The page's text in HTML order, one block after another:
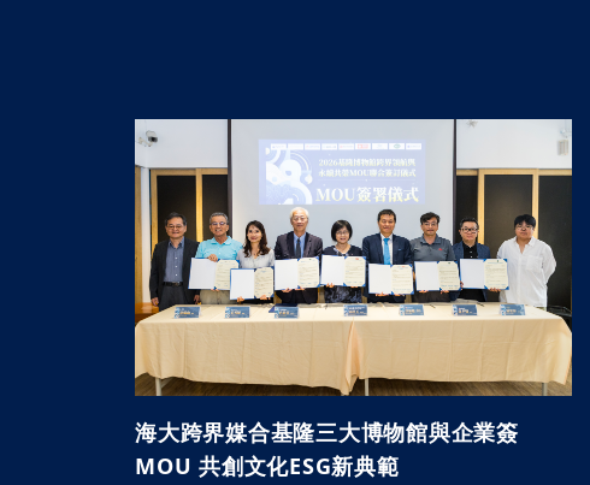
海大跨界媒合基隆三大博物館與企業簽
MOU 共創文化ESG新典範